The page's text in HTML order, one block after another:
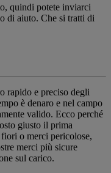
quindi potete inviarci
di aiuto. Che si tratti di
rapido e preciso degli
è denaro e nel campo
valido. Ecco perché
giusto il prima
o merci pericolose,
merci più sicure
sul carico.